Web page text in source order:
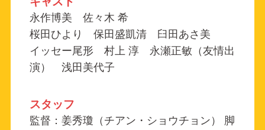
永作博美 佐々木 希
桜田ひより 保田盛凱清 臼田あさ美
イッセー尾形 村上 淳 永瀬正敏（友情出
演） 浅田美代子
スタッフ
監督：姜秀瓊（チアン・ショウチョン） 脚